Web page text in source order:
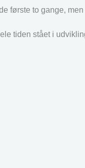
første to gange, men
tiden stået i